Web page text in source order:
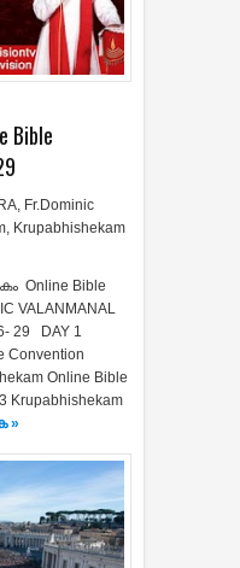
, Fr.Dominic
, Krupabhishekam
Online Bible
VALANMANAL
29 DAY 1
Convention
Online Bible
Krupabhishekam
»